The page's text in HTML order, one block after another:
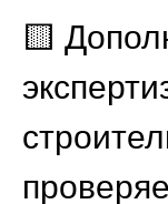
🟨